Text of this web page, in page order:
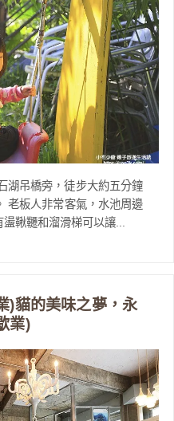
湖吊橋旁，徒步大約五分鐘
老板人非常客氣，水池周邊
鞦韆和溜滑梯可以讓...
)貓的美味之夢，永
業)